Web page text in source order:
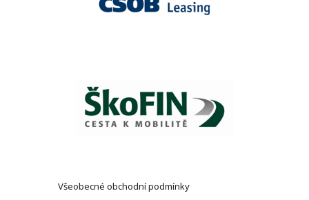
Všeobecné obchodní podmínky